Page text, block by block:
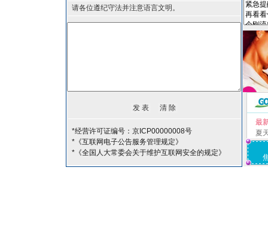
请各位遵纪守法并注意语言文明。
*经营许可证编号：京ICP00000008号
*《互联网电子公告服务管理规定》
*《全国人大常委会关于维护互联网安全的规定》
最
夏